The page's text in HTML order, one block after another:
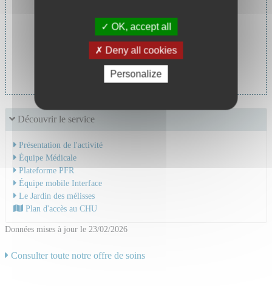
Cheffe de service :
Pr MASSOUBRE Catherine
Découvrir le service
Présentation de l'activité
Équipe Médicale
Plateforme PFR
Équipe mobile Interface
Le Jardin des mélisses
Plan d'accès au CHU
Données mises à jour le 23/02/2026
Consulter toute notre offre de soins
OK, accept all
Deny all cookies
Personalize